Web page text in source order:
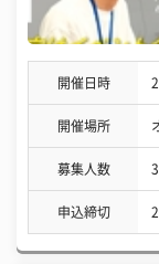
開催日時
開催場所
募集人数
申込締切